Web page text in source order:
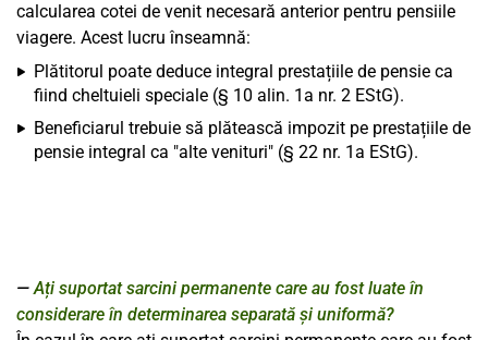
calcularea cotei de venit necesară anterior pentru pensiile
viagere. Acest lucru înseamnă:
Plătitorul poate deduce integral prestațiile de pensie ca
fiind cheltuieli speciale (§ 10 alin. 1a nr. 2 EStG).
Beneficiarul trebuie să plătească impozit pe prestațiile de
pensie integral ca "alte venituri" (§ 22 nr. 1a EStG).
Ați suportat sarcini permanente care au fost luate în
considerare în determinarea separată și uniformă?